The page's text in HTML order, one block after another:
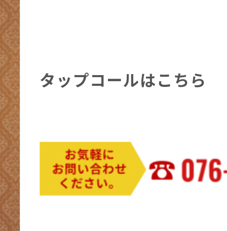
タップコールはこちら